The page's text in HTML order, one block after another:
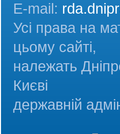
E-mail:
Усі права на
цьому сайті,
належать
Києві
державній